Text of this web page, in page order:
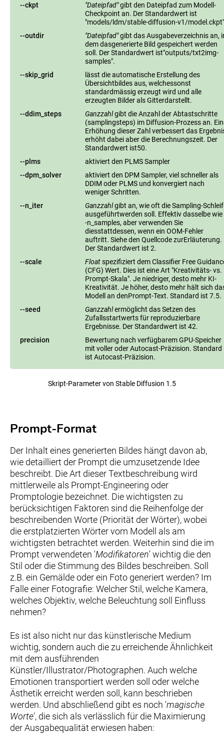
--ckpt
"Dateipfad"gibt den Dateipfad zum Modell-
Checkpoint an. Der Standardwert ist
"models/ldm/stable-diffusion-v1/
--outdir
"Dateipfad"gibt das Ausgabeverzeichnis an,
dem dasgenerierte Bild gespeichert werden
soll. Der Standardwert ist"outputs/txt2img-
samples".
--skip_grid
lässt die automatische Erstellung des
Übersichtbildes aus, welchessonst
standardmässig erzeugt wird und alle
erzeugten Bilder als Gitterdarstellt.
--ddim_steps
Ganzzahlgibt die Anzahl der Abtastschritte
(samplingsteps) im Diffusion-Prozess an.
Erhöhung dieser Zahl verbessert das
erhöht dabei aber die Berechnungszeit. Der
Standardwert ist50.
--plms
aktiviert den PLMS Sampler
--dpm_solver
aktiviert den DPM Sampler, viel schneller als
DDIM oder PLMS und konvergiert nach
weniger Schritten.
--n_iter
Ganzzahlgibt an, wie oft die Sampling-
ausgeführtwerden soll. Effektiv dasselbe wie
-n_samples, aber verwenden Sie
diesstattdessen, wenn ein OOM-Fehler
auftritt. Siehe den Quellcode zurErläuterung.
Der Standardwert ist 2.
--scale
Floatspezifiziert dem Classifier Free
(CFG) Wert. Dies ist eine Art "Kreativitäts- vs.
Prompt-Skala". Je niedriger, desto mehr KI-
Kreativität. Je höher, desto mehr hält sich
Modell an denPrompt-Text. Standard ist 7.5.
--seed
Ganzzahlermöglicht das Setzen des
Zufallsstartwerts für reproduzierbare
Ergebnisse. Der Standardwert ist 42.
precision
Bewertung nach verfügbarem GPU-Speicher
mit voller oder Autocast-Präzision. Standard
ist Autocast-Präzision.
Skript-Parameter von Stable Diffusion 1.5
Prompt-Format
Der Inhalt eines generierten Bildes hängt davon ab,
wie detailliert der Prompt die umzusetzende Idee
beschreibt. Die Art dieser Textbeschreibung wird
mittlerweile als Prompt-Engineering oder
Promptologie bezeichnet. Die wichtigsten zu
berücksichtigen Faktoren sind die Reihenfolge der
beschreibenden Worte (Priorität der Wörter), wobei
die erstplatzierten Wörter vom Modell als am
wichtigsten betrachtet werden. Weiterhin sind die im
Prompt verwendeten 'Modifikatoren' wichtig die den
Stil oder die Stimmung des Bildes beschreiben. Soll
z.B. ein Gemälde oder ein Foto generiert werden? Im
Falle einer Fotografie: Welcher Stil, welche Kamera,
welches Objektiv, welche Beleuchtung soll Einfluss
nehmen?
Es ist also nicht nur das künstlerische Medium
wichtig, sondern auch die zu erreichende Ähnlichkeit
mit dem ausführenden
Künstler/Illustrator/Photographen. Auch welche
Emotionen transportiert werden soll oder welche
Ästhetik erreicht werden soll, kann beschrieben
werden. Und abschließend gibt es noch 'magische
Worte', die sich als verlässlich für die Maximierung
der Ausgabequalität erwiesen haben: